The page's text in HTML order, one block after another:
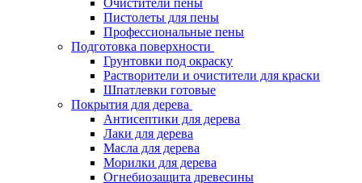
Пистолеты для пены
Профессиональные пены
Подготовка поверхности
Грунтовки под окраску
Растворители и очистители для краски
Шпатлевки готовые
Покрытия для дерева
Антисептики для дерева
Лаки для дерева
Масла для дерева
Морилки для дерева
Огнебиозащита древесины